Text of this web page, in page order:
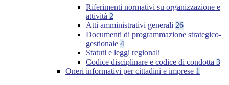
Riferimenti normativi su organizzazione e
attività 2
Atti amministrativi generali 26
Documenti di programmazione strategico-
gestionale 4
Statuti e leggi regionali
Codice disciplinare e codice di condotta 3
Oneri informativi per cittadini e imprese 1